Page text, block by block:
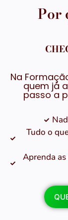
Por
Na
quem já
passo a
Tudo o
Aprenda